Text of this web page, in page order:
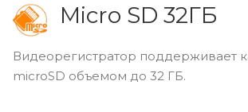
Micro SD 32ГБ
Видеорегистратор поддерживает
microSD объемом до 32 ГБ.